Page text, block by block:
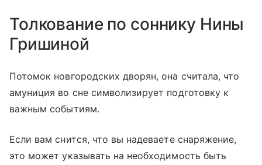
Толкование по соннику Нины
Гришиной
Потомок новгородских дворян, она считала, что
амуниция во сне символизирует подготовку к
важным событиям.
Если вам снится, что вы надеваете снаряжение,
это может указывать на необходимость быть